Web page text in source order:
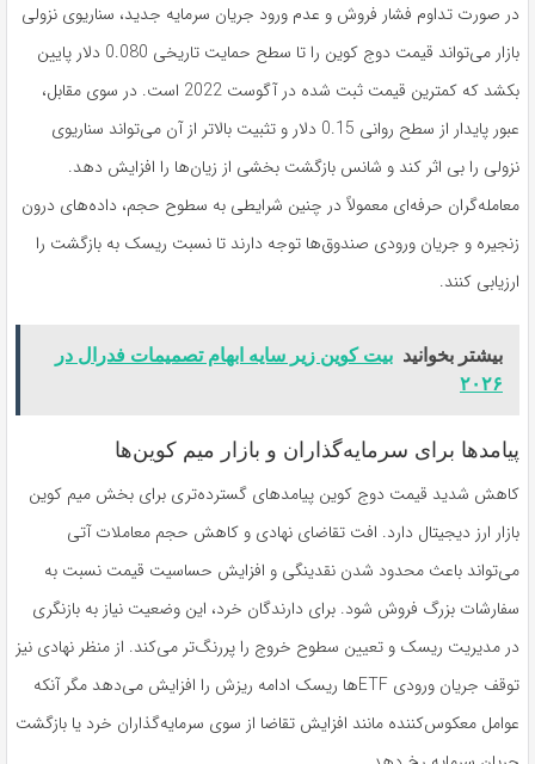
در صورت تداوم فشار فروش و عدم ورود جریان سرمایه جدید، سناریوی نزولی
بازار می‌تواند قیمت دوج کوین را تا سطح حمایت تاریخی 0.080 دلار پایین
بکشد که کمترین قیمت ثبت شده در آگوست 2022 است. در سوی مقابل،
عبور پایدار از سطح روانی 0.15 دلار و تثبیت بالاتر از آن می‌تواند سناریوی
نزولی را بی اثر کند و شانس بازگشت بخشی از زیان‌ها را افزایش دهد.
معامله‌گران حرفه‌ای معمولاً در چنین شرایطی به سطوح حجم، داده‌های درون
زنجیره و جریان ورودی صندوق‌ها توجه دارند تا نسبت ریسک به بازگشت را
ارزیابی کنند.
بیشتر بخوانید بیت کوین زیر سایه ابهام تصمیمات فدرال در
۲۰۲۶
پیامدها برای سرمایه‌گذاران و بازار میم کوین‌ها
کاهش شدید قیمت دوج کوین پیامدهای گسترده‌تری برای بخش میم کوین
بازار ارز دیجیتال دارد. افت تقاضای نهادی و کاهش حجم معاملات آتی
می‌تواند باعث محدود شدن نقدینگی و افزایش حساسیت قیمت نسبت به
سفارشات بزرگ فروش شود. برای دارندگان خرد، این وضعیت نیاز به بازنگری
در مدیریت ریسک و تعیین سطوح خروج را پررنگ‌تر می‌کند. از منظر نهادی نیز
توقف جریان ورودی ETFها ریسک ادامه ریزش را افزایش می‌دهد مگر آنکه
عوامل معکوس‌کننده مانند افزایش تقاضا از سوی سرمایه‌گذاران خرد یا بازگشت